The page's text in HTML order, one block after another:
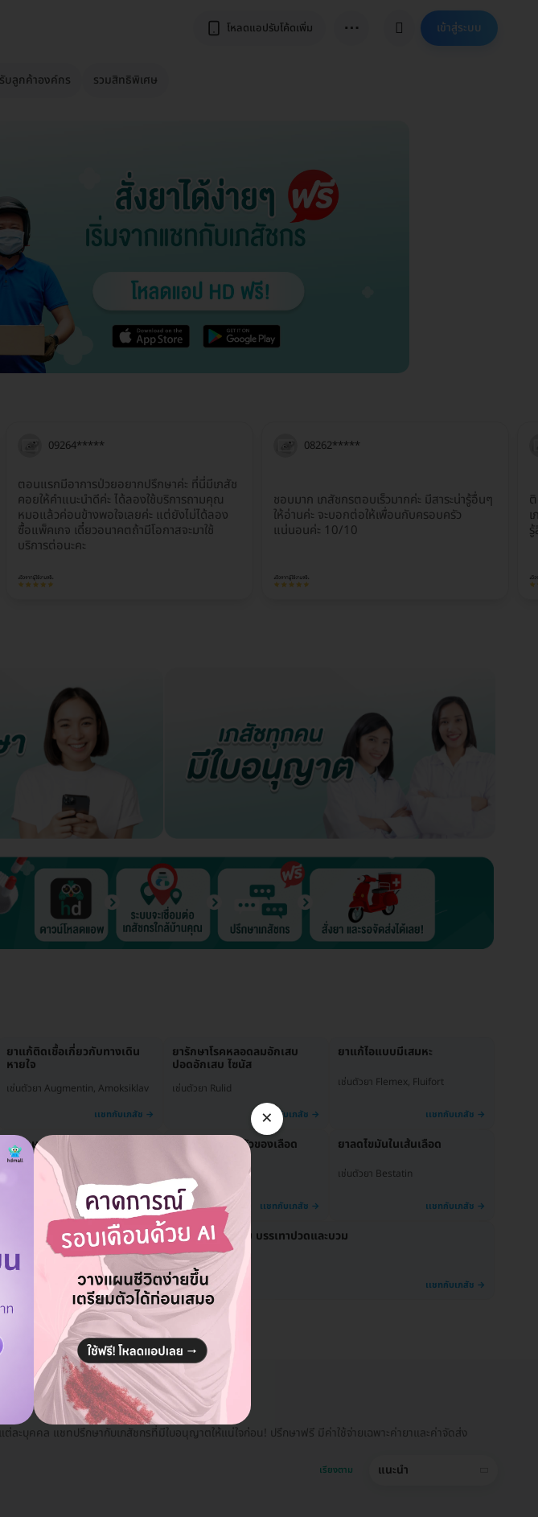
โหลดแอปรับโค้ดเพิ่ม ⋯ เข้าสู่ระบบ
บลูกค้าองค์กร รวมสิทธิพิเศษ
ตอนแรกมีอาการป่วยอยากปรึกษาค่ะ ที่นี่มีเภสัช
คอยให้คำแนะนำดีค่ะ ได้ลองใช้บริการถามคุณ
หมอแล้วค่อนข้างพอใจเลยค่ะ แต่ยังไม่ได้ลอง
ซื้อแพ็คเกจ เดี๋ยวอนาคตถ้ามีโอกาสจะมาใช้
บริการต่อนะคะ
09264*****
ชอบมาก เภสัชกรตอบเร็วมากค่ะ มีสาระน่ารู้อื่นๆ
ให้อ่านค่ะ จะบอกต่อให้เพื่อนกับครอบครัว
แน่นอนค่ะ 10/10
08262*****
ยาแก้ติดเชื้อเกี่ยวกับทางเดิน
หายใจ
เช่นตัวยา Augmentin, Amoksiklav
ยารักษาโรคหลอดลมอักเสบ
ปอดอักเสบ ไซนัส
เช่นตัวยา Rulid
ยาแก้ไอแบบมีเสมหะ
เช่นตัวยา Flemex, Fluifort
ยารักษาอาการท้องเสีย
เฉียบพลันและรุนแรง
เช่นตัวยา Smecta
ยาต้านการแข็งตัวของเลือด
เช่นตัวยา Plavix
ยาลดไขมันในเส้นเลือด
เช่นตัวยา Bestatin
ยาต้านการอักเสบ บรรเทาปวดและบวม
เช่นตัวยา Celebrex
สัชง่ายๆ
ต่ละบุคคล แชทปรึกษากับเภสัชกรที่มีใบอนุญาตให้แน่ใจก่อน! ปรึกษาฟรี มีค่าใช้จ่ายเฉพาะค่ายาและค่าจัดส่ง
เรียงตาม แนะนำ
×